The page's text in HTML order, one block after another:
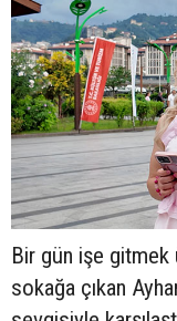
Bir gün işe
sokağa çıkan